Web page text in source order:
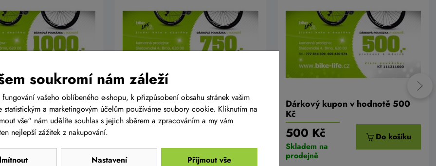
v hodnotě 1000
Do košíku
Dárkový kupon v hodnotě 750
Kč
Skladem eshop
Dárkový kupon v hodnotě 500
Kč
500 Kč
Skladem na
prodejně
Do košíku
soukromí nám záleží
fungování vašeho oblíbeného e-shopu, k přizpůsobení obsahu stránek vašim
statistickým a marketingovým účelům používáme soubory cookie. Kliknutím na
vše“ nám udělíte souhlas s jejich sběrem a zpracováním a my vám
nejlepší zážitek z nakupování.
Nastavení Přijmout vše